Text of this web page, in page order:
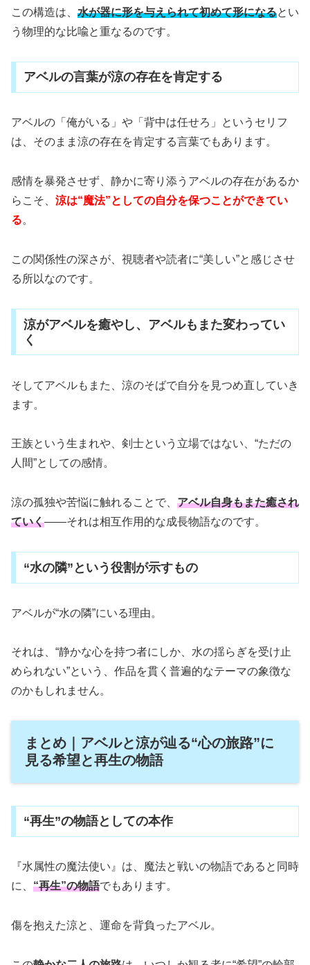
この構造は、 水が器に形を与えられて初めて形になるとい
う物理的な比喩と重なるのです。
アベルの言葉が涼の存在を肯定する
アベルの「俺がいる」や「背中は任せろ」というセリフ
は、そのまま涼の存在を肯定する言葉でもあります。
感情を暴発させず、静かに寄り添うアベルの存在があるか
らこそ、 涼は“魔法”としての自分を保つことができてい
る。
この関係性の深さが、視聴者や読者に“美しい”と感じさせ
る所以なのです。
涼がアベルを癒やし、アベルもまた変わってい
く
そしてアベルもまた、涼のそばで自分を見つめ直していき
ます。
王族という生まれや、剣士という立場ではない、“ただの
人間”としての感情。
涼の孤独や苦悩に触れることで、 アベル自身もまた癒され
ていく――それは相互作用的な成長物語なのです。
“水の隣”という役割が示すもの
アベルが“水の隣”にいる理由。
それは、“静かな心を持つ者にしか、水の揺らぎを受け止
められない”という、作品を貫く普遍的なテーマの象徴な
のかもしれません。
まとめ｜アベルと涼が辿る“心の旅路”に
見る希望と再生の物語
“再生”の物語としての本作
『水属性の魔法使い』は、魔法と戦いの物語であると同時
に、 “再生”の物語でもあります。
傷を抱えた涼と、運命を背負ったアベル。